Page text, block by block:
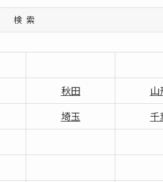
検索
秋田 山
埼玉 千